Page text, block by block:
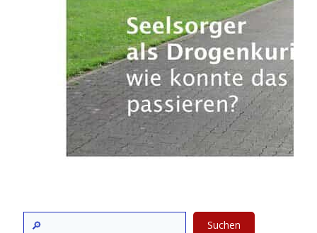
Suchen